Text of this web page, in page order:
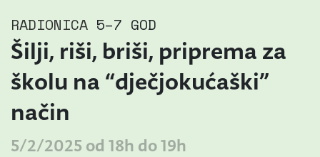
RADIONICA 5–7 GOD
Šilji, riši, briši, priprema za
školu na “dječjokućaški”
način
5/2/2025 od 18h do 19h